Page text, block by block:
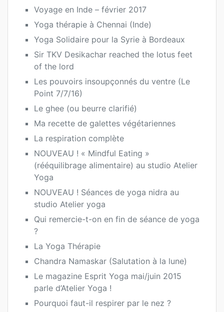
Voyage en Inde – février 2017
Yoga thérapie à Chennai (Inde)
Yoga Solidaire pour la Syrie à Bordeaux
Sir TKV Desikachar reached the lotus feet
of the lord
Les pouvoirs insoupçonnés du ventre (Le
Point 7/7/16)
Le ghee (ou beurre clarifié)
Ma recette de galettes végétariennes
La respiration complète
NOUVEAU ! « Mindful Eating »
(rééquilibrage alimentaire) au studio Atelier
Yoga
NOUVEAU ! Séances de yoga nidra au
studio Atelier yoga
Qui remercie-t-on en fin de séance de yoga
?
La Yoga Thérapie
Chandra Namaskar (Salutation à la lune)
Le magazine Esprit Yoga mai/juin 2015
parle d’Atelier Yoga !
Pourquoi faut-il respirer par le nez ?